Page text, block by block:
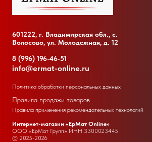
601222, г. Владимирская обл., с.
Волосово, ул. Молодежная, д. 12
8 (996) 196-46-51
info@ermat-online.ru
Политика обработки персональных данных
Правила продажи товаров
Правила применения рекомендательных технологий
Интернет-магазин «ЕрМат Online»
ООО «ЕрМат Групп» ИНН 3300023445
© 2025-2026